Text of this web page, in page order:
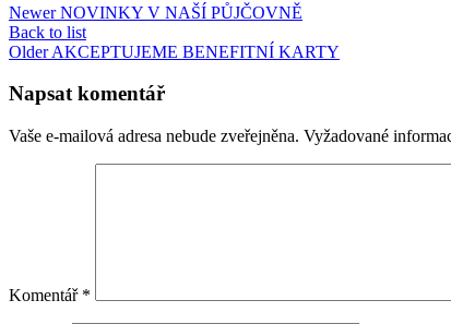
Newer NOVINKY V NAŠÍ PŮJČOVNĚ
Back to list
Older AKCEPTUJEME BENEFITNÍ KARTY
Napsat komentář
Vaše e-mailová adresa nebude zveřejněna. Vyžadované
Komentář *